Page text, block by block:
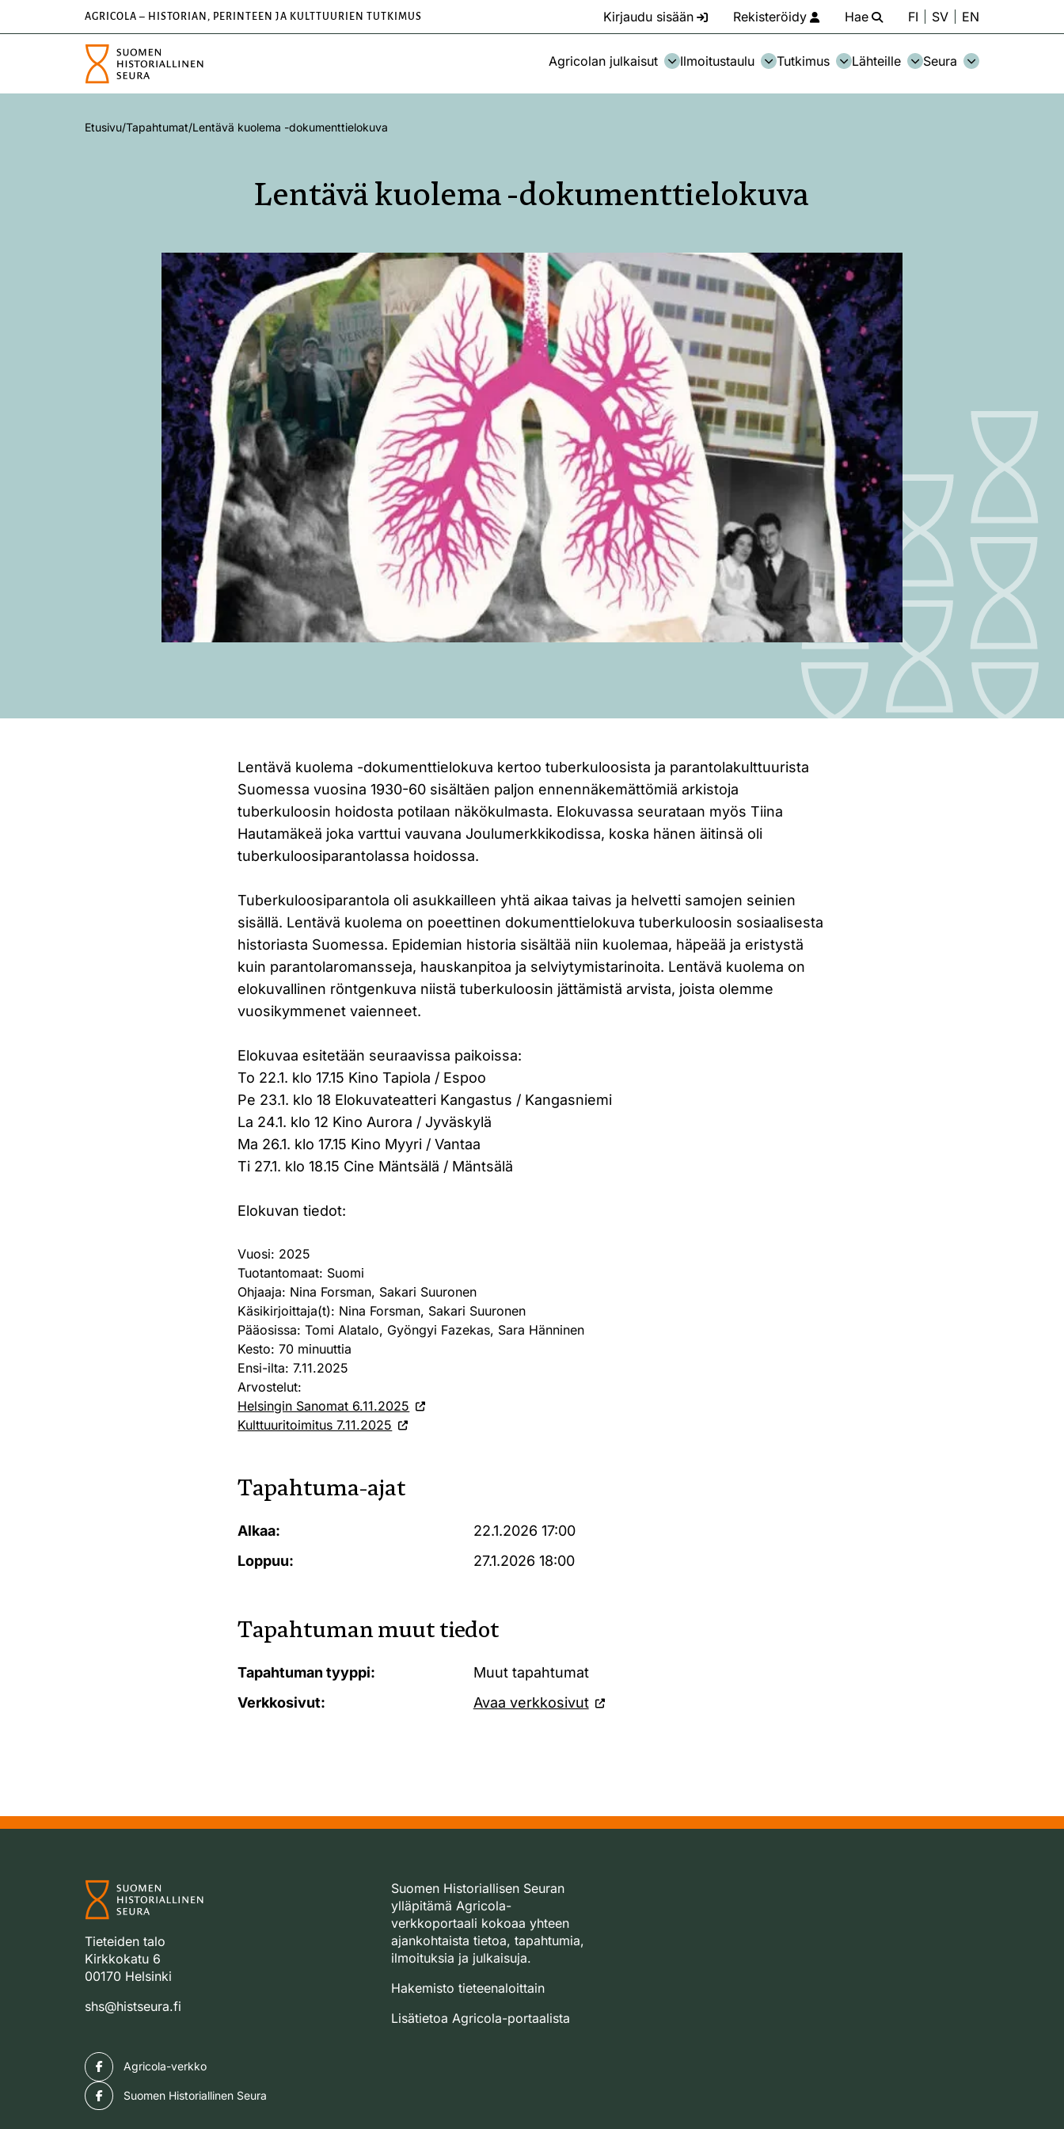
AGRICOLA – HISTORIAN, PERINTEEN JA KULTTUURIEN TUTKIMUS Kirjaudu sisään Rekisteröidy Hae FI SV EN
Agricolan julkaisut Ilmoitustaulu Tutkimus Lähteille Seura
Etusivu/Tapahtumat/Lentävä kuolema -dokumenttielokuva
Lentävä kuolema -dokumenttielokuva
Lentävä kuolema -dokumenttielokuva kertoo tuberkuloosista ja parantolakulttuurista
Suomessa vuosina 1930-60 sisältäen paljon ennennäkemättömiä arkistoja
tuberkuloosin hoidosta potilaan näkökulmasta. Elokuvassa seurataan myös Tiina
Hautamäkeä joka varttui vauvana Joulumerkkikodissa, koska hänen äitinsä oli
tuberkuloosiparantolassa hoidossa.
Tuberkuloosiparantola oli asukkailleen yhtä aikaa taivas ja helvetti samojen seinien
sisällä. Lentävä kuolema on poeettinen dokumenttielokuva tuberkuloosin sosiaalisesta
historiasta Suomessa. Epidemian historia sisältää niin kuolemaa, häpeää ja eristystä
kuin parantolaromansseja, hauskanpitoa ja selviytymistarinoita. Lentävä kuolema on
elokuvallinen röntgenkuva niistä tuberkuloosin jättämistä arvista, joista olemme
vuosikymmenet vaienneet.
Elokuvaa esitetään seuraavissa paikoissa:
To 22.1. klo 17.15 Kino Tapiola / Espoo
Pe 23.1. klo 18 Elokuvateatteri Kangastus / Kangasniemi
La 24.1. klo 12 Kino Aurora / Jyväskylä
Ma 26.1. klo 17.15 Kino Myyri / Vantaa
Ti 27.1. klo 18.15 Cine Mäntsälä / Mäntsälä
Elokuvan tiedot:
Vuosi: 2025
Tuotantomaat: Suomi
Ohjaaja: Nina Forsman, Sakari Suuronen
Käsikirjoittaja(t): Nina Forsman, Sakari Suuronen
Pääosissa: Tomi Alatalo, Gyöngyi Fazekas, Sara Hänninen
Kesto: 70 minuuttia
Ensi-ilta: 7.11.2025
Arvostelut:
Helsingin Sanomat 6.11.2025
Kulttuuritoimitus 7.11.2025
Tapahtuma-ajat
Alkaa:
22.1.2026 17:00
Loppuu:
27.1.2026 18:00
Tapahtuman muut tiedot
Tapahtuman tyyppi:
Muut tapahtumat
Verkkosivut:
Avaa verkkosivut
Tieteiden talo
Kirkkokatu 6
00170 Helsinki
shs@histseura.fi
Suomen Historiallisen Seuran
ylläpitämä Agricola-
verkkoportaali kokoaa yhteen
ajankohtaista tietoa, tapahtumia,
ilmoituksia ja julkaisuja.
Hakemisto tieteenaloittain
Lisätietoa Agricola-portaalista
Agricola-verkko
Suomen Historiallinen Seura